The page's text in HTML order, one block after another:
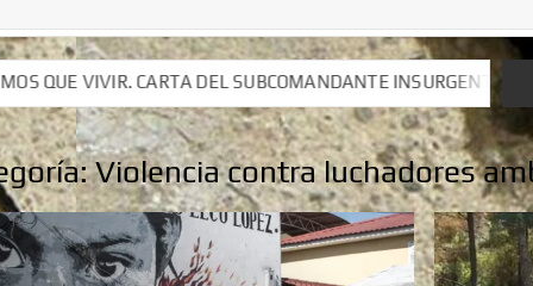
INSURGENTE MOISÉS A LUIS DE TAVIRA
INSURGENTE MOISÉS A LUIS DE TAVIRA
Violencia contra luchadores